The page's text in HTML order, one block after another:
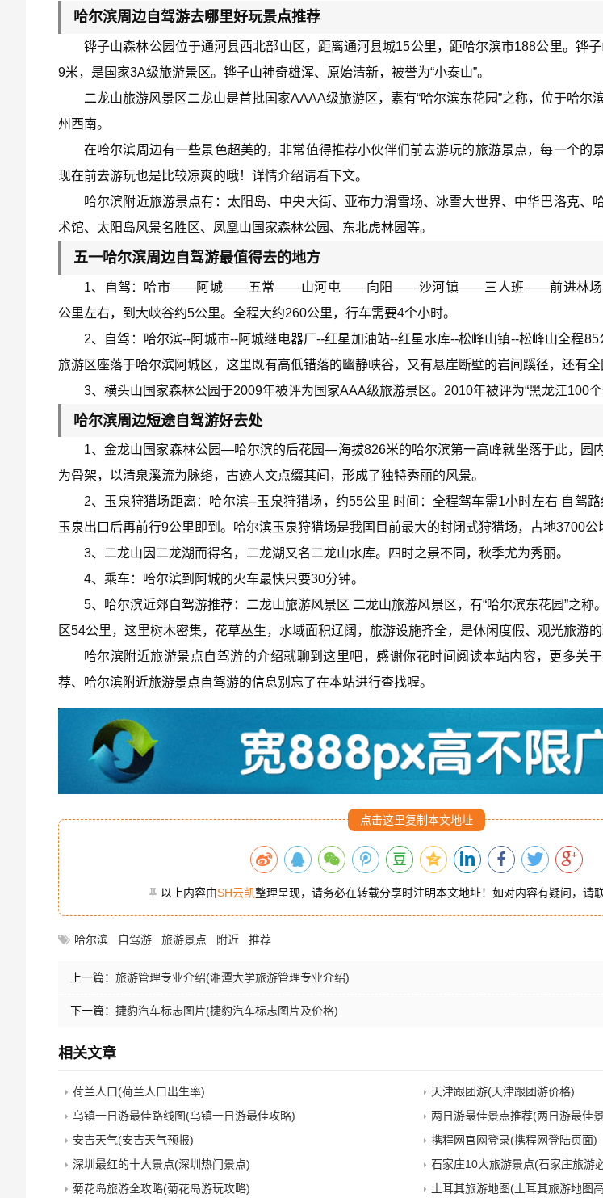
哈尔滨周边自驾游去哪里好玩景点推荐
铧子山森林公园位于通河县西北部山区，距离通河县城15公里，距哈尔滨市188公里。铧
9米，是国家3A级旅游景区。铧子山神奇雄浑、原始清新，被誉为“小泰山”。
二龙山旅游风景区二龙山是首批国家AAAA级旅游区，素有“哈尔滨东花园”之称，位于哈尔
州西南。
在哈尔滨周边有一些景色超美的，非常值得推荐小伙伴们前去游玩的旅游景点，每一个的
现在前去游玩也是比较凉爽的哦！详情介绍请看下文。
哈尔滨附近旅游景点有：太阳岛、中央大街、亚布力滑雪场、冰雪大世界、中华巴洛克、
术馆、太阳岛风景名胜区、凤凰山国家森林公园、东北虎林园等。
五一哈尔滨周边自驾游最值得去的地方
1、自驾：哈市——阿城——五常——山河屯——向阳——沙河镇——三人班——前进林场，
公里左右，到大峡谷约5公里。全程大约260公里，行车需要4个小时。
2、自驾：哈尔滨--阿城市--阿城继电器厂--红星加油站--红星水库--松峰山镇--松峰山全程
旅游区座落于哈尔滨阿城区，这里既有高低错落的幽静峡谷，又有悬崖断壁的岩间蹊径，还有全
3、横头山国家森林公园于2009年被评为国家AAA级旅游景区。2010年被评为“黑龙江100个
哈尔滨周边短途自驾游好去处
1、金龙山国家森林公园—哈尔滨的后花园—海拔826米的哈尔滨第一高峰就坐落于此，园
为骨架，以清泉溪流为脉络，古迹人文点缀其间，形成了独特秀丽的风景。
2、玉泉狩猎场距离：哈尔滨--玉泉狩猎场，约55公里 时间：全程驾车需1小时左右 自驾
玉泉出口后再前行9公里即到。哈尔滨玉泉狩猎场是我国目前最大的封闭式狩猎场，占地3700公
3、二龙山因二龙湖而得名，二龙湖又名二龙山水库。四时之景不同，秋季尤为秀丽。
4、乘车：哈尔滨到阿城的火车最快只要30分钟。
5、哈尔滨近郊自驾游推荐：二龙山旅游风景区 二龙山旅游风景区，有“哈尔滨东花园”之称
区54公里，这里树木密集，花草丛生，水域面积辽阔，旅游设施齐全，是休闲度假、观光旅游的
哈尔滨附近旅游景点自驾游的介绍就聊到这里吧，感谢你花时间阅读本站内容，更多关
荐、哈尔滨附近旅游景点自驾游的信息别忘了在本站进行查找喔。
点击这里复制本文地址
以上内容由SH云凯整理呈现，请务必在转载分享时注明本文地址！如对内容有疑问，请
哈尔滨 自驾游 旅游景点 附近 推荐
上一篇： 旅游管理专业介绍(湘潭大学旅游管理专业介绍)
下一篇： 捷豹汽车标志图片(捷豹汽车标志图片及价格)
相关文章
荷兰人口(荷兰人口出生率)
天津跟团游(天津跟团游价格)
乌镇一日游最佳路线图(乌镇一日游最佳攻略)
两日游最佳景点推荐(两日游最佳
安吉天气(安吉天气预报)
携程网官网登录(携程网登陆页面)
深圳最红的十大景点(深圳热门景点)
石家庄10大旅游景点(石家庄旅游
菊花岛旅游全攻略(菊花岛游玩攻略)
土耳其旅游地图(土耳其旅游地图